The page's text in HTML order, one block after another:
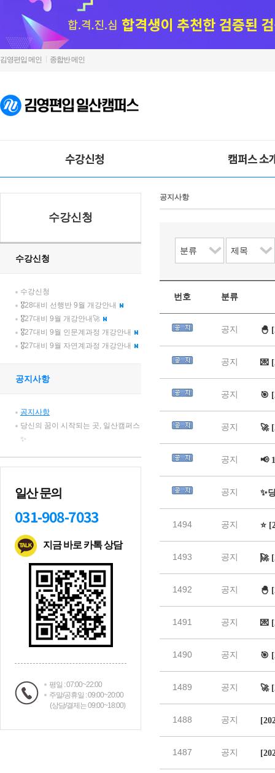
김영편입 메인 종합반 메인
수강신청 캠퍼스 소
수강신청
수강신청
수강신청
🎖28대비 선행반 9월 개강안내
🎖27대비 9월 개강안내🚀
🎖27대비 9월 인문계과정 개강안내
🎖27대비 9월 자연계과정 개강안내
공지사항
공지사항
당신의 꿈이 시작되는 곳, 일산캠퍼스
✨
일산 문의
031-908-7033
지금 바로 카톡 상담
평일 : 07:00~22:00
주말/공휴일 : 09:00~20:00
(상담/결제는 09:00~18:00)
공지사항